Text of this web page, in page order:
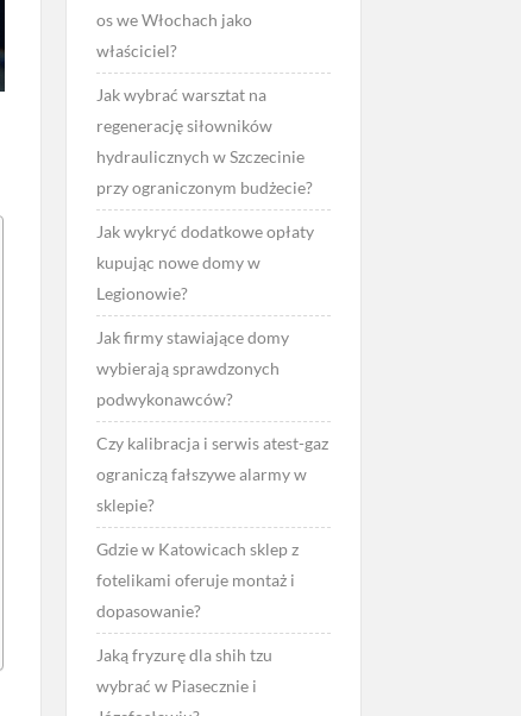
os we Włochach jako
właściciel?
Jak wybrać warsztat na
regenerację siłowników
hydraulicznych w Szczecinie
przy ograniczonym budżecie?
Jak wykryć dodatkowe opłaty
kupując nowe domy w
Legionowie?
Jak firmy stawiające domy
wybierają sprawdzonych
podwykonawców?
Czy kalibracja i serwis atest-gaz
ograniczą fałszywe alarmy w
sklepie?
Gdzie w Katowicach sklep z
fotelikami oferuje montaż i
dopasowanie?
Jaką fryzurę dla shih tzu
wybrać w Piasecznie i